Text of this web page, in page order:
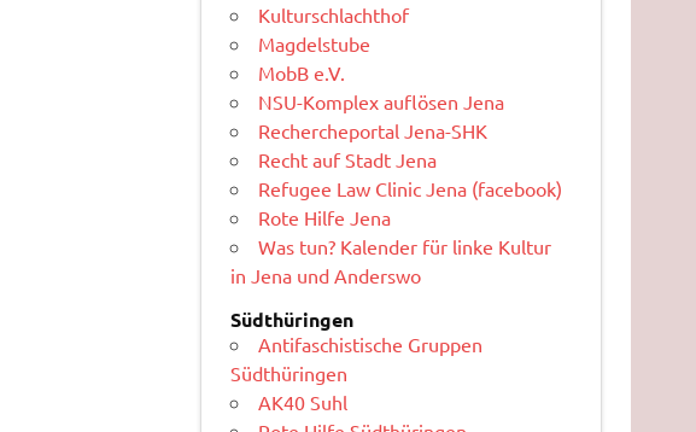
Kulturschlachthof
Magdelstube
MobB e.V.
NSU-Komplex auflösen Jena
Rechercheportal Jena-SHK
Recht auf Stadt Jena
Refugee Law Clinic Jena (facebook)
Rote Hilfe Jena
Was tun? Kalender für linke Kultur
in Jena und Anderswo
Südthüringen
Antifaschistische Gruppen
Südthüringen
AK40 Suhl